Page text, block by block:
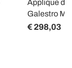
Applique de
Galestro
€ 298,03